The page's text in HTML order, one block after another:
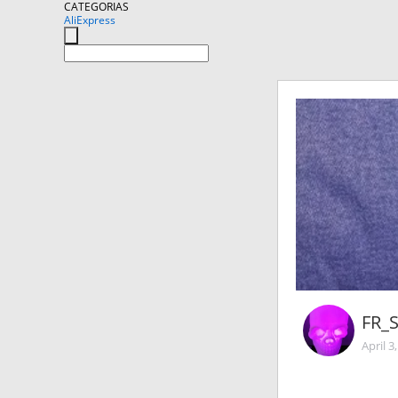
CATEGORIAS
AliExpress
April